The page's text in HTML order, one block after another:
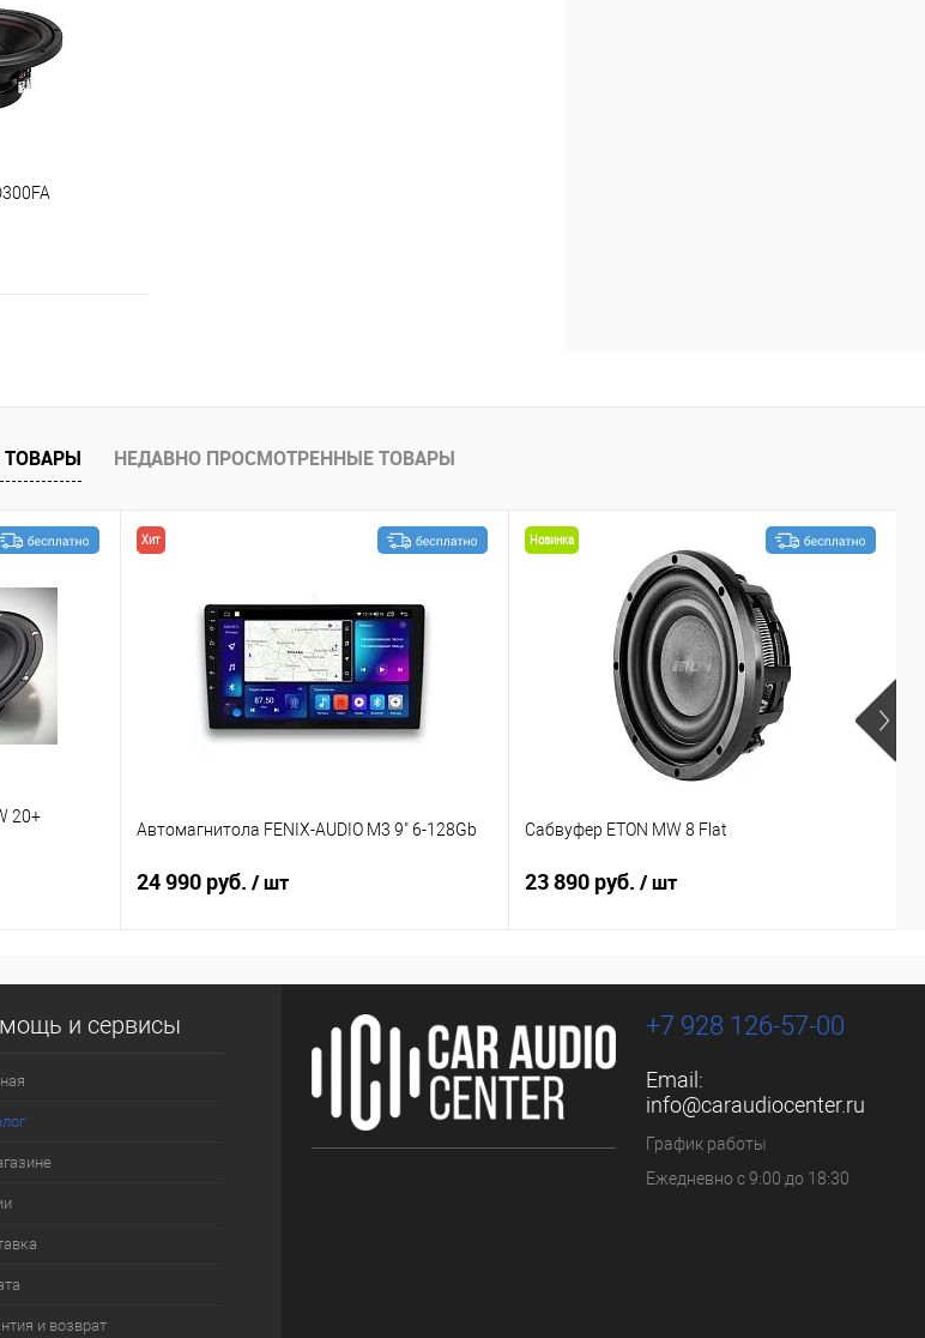
НЕДАВНО ПРОСМОТРЕННЫЕ ТОВАРЫ
20+
Хит
Автомагнитола FENIX-AUDIO M3 9" 6-128Gb
24 990 руб. / шт
Новинка
Сабвуфер ETON MW 8 Flat
23 890 руб. / шт
и сервисы
и возврат
+7 928 126-57-00
Email:
info@caraudiocenter.ru
График работы
Ежедневно с 9:00 до 18:30